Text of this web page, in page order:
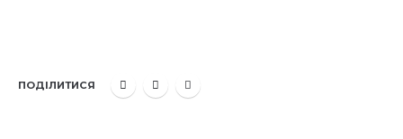
ПОДІЛИТИСЯ